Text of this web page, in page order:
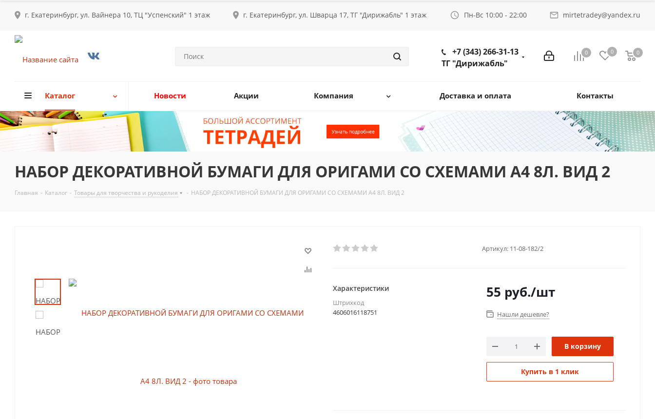
г. Екатеринбург, ул. Вайнера 10, ТЦ "Успенский" 1 этаж г. Екатеринбург, ул. Шварца 17, ТГ "Дирижабль" 1 этаж Пн-Вс 10:00 - 22:00 mirtetradey@yandex.ru
0 0 0
+7 (343) 266-31-13
ТГ "Дирижабль"
Каталог Новости Акции Компания Доставка и оплата Контакты
НАБОР ДЕКОРАТИВНОЙ БУМАГИ ДЛЯ ОРИГАМИ СО СХЕМАМИ А4 8Л. ВИД 2
Главная - Каталог - Товары для творчества и рукоделия - НАБОР ДЕКОРАТИВНОЙ БУМАГИ ДЛЯ ОРИГАМИ СО СХЕМАМИ А4 8Л. ВИД 2
Артикул: 11-08-182/2
Характеристики
Штрихкод
4606016118751
55 руб./шт
Нашли дешевле?
В корзину
Купить в 1 клик